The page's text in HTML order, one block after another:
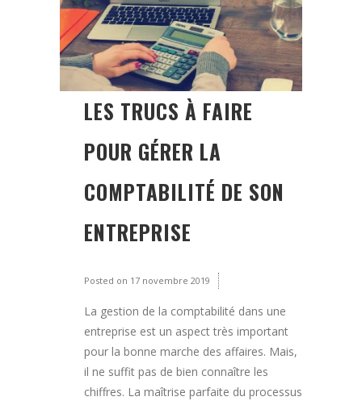
LES TRUCS À FAIRE
POUR GÉRER LA
COMPTABILITÉ DE SON
ENTREPRISE
Posted on 17 novembre 2019
La gestion de la comptabilité dans une
entreprise est un aspect très important
pour la bonne marche des affaires. Mais,
il ne suffit pas de bien connaître les
chiffres. La maîtrise parfaite du processus